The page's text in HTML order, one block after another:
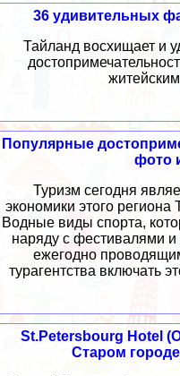
36 удивительных
Тайланд восхищает и
Популярные
фото
Туризм сегодня
экономики этого региона
Водные виды спорта,
наряду с фестивалями
ежегодно
турагентства включать
St.Petersbourg Hotel
Старом